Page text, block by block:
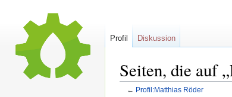
Seiten, die auf
← Profil:Matthias Röder
Profil Diskussion